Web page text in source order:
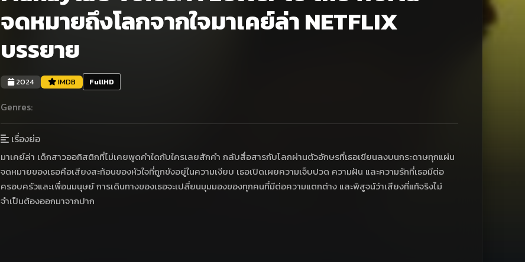
จดหมายถึงโลกจากใจมาเคย์ล่า NETFLIX
บรรยาย
2024 IMDB FullHD
Genres:
เรื่องย่อ
มาเคย์ล่า เด็กสาวออทิสติกที่ไม่เคยพูดคำใดกับใครเลยสักคำ กลับสื่อสารกับโลกผ่านตัวอักษรที่เธอเขียนลงบนกระดาษทุกแผ่น
จดหมายของเธอคือเสียงสะท้อนของหัวใจที่ถูกขังอยู่ในความเงียบ เธอเปิดเผยความเจ็บปวด ความฝัน และความรักที่เธอมีต่อ
ครอบครัวและเพื่อนมนุษย์ การเดินทางของเธอจะเปลี่ยนมุมมองของทุกคนที่มีต่อความแตกต่าง และพิสูจน์ว่าเสียงที่แท้จริงไม่
จำเป็นต้องออกมาจากปาก